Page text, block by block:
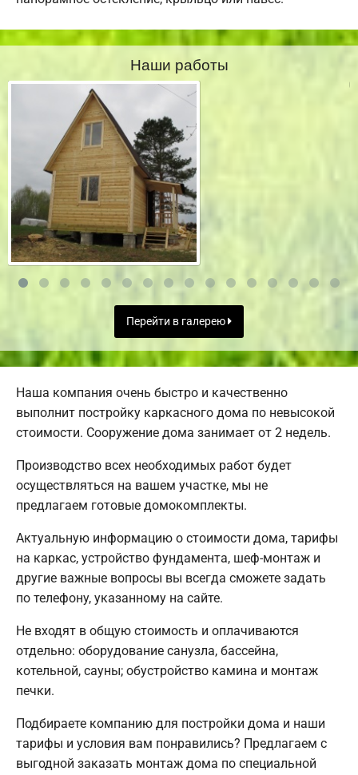
Наши работы
Перейти в галерею
Наша компания очень быстро и качественно
выполнит постройку каркасного дома по невысокой
стоимости. Сооружение дома занимает от 2 недель.
Производство всех необходимых работ будет
осуществляться на вашем участке, мы не
предлагаем готовые домокомплекты.
Актуальную информацию о стоимости дома, тарифы
на каркас, устройство фундамента, шеф-монтаж и
другие важные вопросы вы всегда сможете задать
по телефону, указанному на сайте.
Не входят в общую стоимость и оплачиваются
отдельно: оборудование санузла, бассейна,
котельной, сауны; обустройство камина и монтаж
печки.
Подбираете компанию для постройки дома и наши
тарифы и условия вам понравились? Предлагаем с
выгодной заказать монтаж дома по специальной